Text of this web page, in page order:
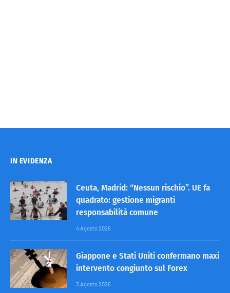
IN EVIDENZA
Ceuta, Madrid: “Nessun rischio”. UE fa
quadrato: gestione migranti
responsabilità comune
4 Agosto 2026
Giappone e Stati Uniti confermano maxi
intervento congiunto sul Forex
3 Agosto 2026